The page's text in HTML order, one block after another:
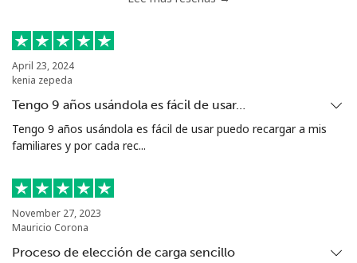
April 23, 2024
kenia zepeda
Tengo 9 años usándola es fácil de usar…
Tengo 9 años usándola es fácil de usar puedo recargar a mis
familiares y por cada rec...
November 27, 2023
Mauricio Corona
Proceso de elección de carga sencillo